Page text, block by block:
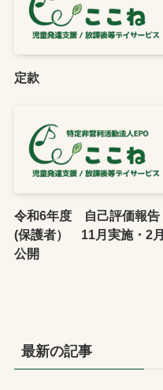
定款
令和6年度 自己評価報告
(保護者） 11月実施・2月
公開
最新の記事